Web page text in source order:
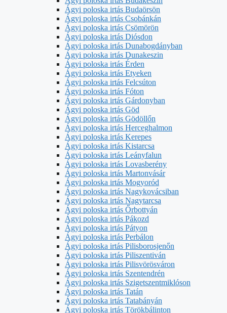
Ágyi poloska irtás Budaörsön
Ágyi poloska irtás Csobánkán
Ágyi poloska irtás Csömörön
Ágyi poloska irtás Diósdon
Ágyi poloska irtás Dunabogdányban
Ágyi poloska irtás Dunakeszin
Ágyi poloska irtás Érden
Ágyi poloska irtás Etyeken
Ágyi poloska irtás Felcsúton
Ágyi poloska irtás Fóton
Ágyi poloska irtás Gárdonyban
Ágyi poloska irtás Göd
Ágyi poloska irtás Gödöllőn
Ágyi poloska irtás Herceghalmon
Ágyi poloska irtás Kerepes
Ágyi poloska irtás Kistarcsa
Ágyi poloska irtás Leányfalun
Ágyi poloska irtás Lovasberény
Ágyi poloska irtás Martonvásár
Ágyi poloska irtás Mogyoród
Ágyi poloska irtás Nagykovácsiban
Ágyi poloska irtás Nagytarcsa
Ágyi poloska irtás Őrbottyán
Ágyi poloska irtás Pákozd
Ágyi poloska irtás Pátyon
Ágyi poloska irtás Perbálon
Ágyi poloska irtás Pilisborosjenőn
Ágyi poloska irtás Piliszentiván
Ágyi poloska irtás Pilisvörösváron
Ágyi poloska irtás Szentendrén
Ágyi poloska irtás Szigetszentmiklóson
Ágyi poloska irtás Tatán
Ágyi poloska irtás Tatabányán
Ágyi poloska irtás Törökbálinton